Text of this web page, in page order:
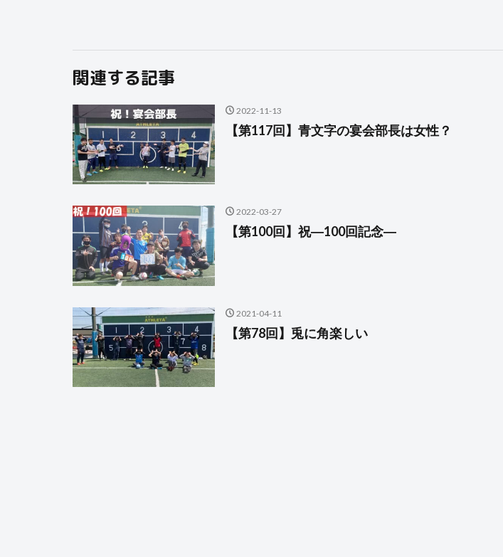
関連する記事
2022-11-13
【第117回】青文字の宴会部長は女性？
2022-03-27
【第100回】祝―100回記念―
2021-04-11
【第78回】兎に角楽しい